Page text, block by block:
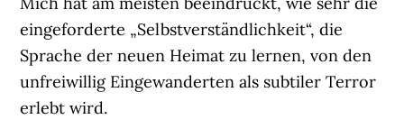
eingeforderte „Selbstverständlichkeit“, die
Sprache der neuen Heimat zu lernen, von den
unfreiwillig Eingewanderten als subtiler Terror
erlebt wird.